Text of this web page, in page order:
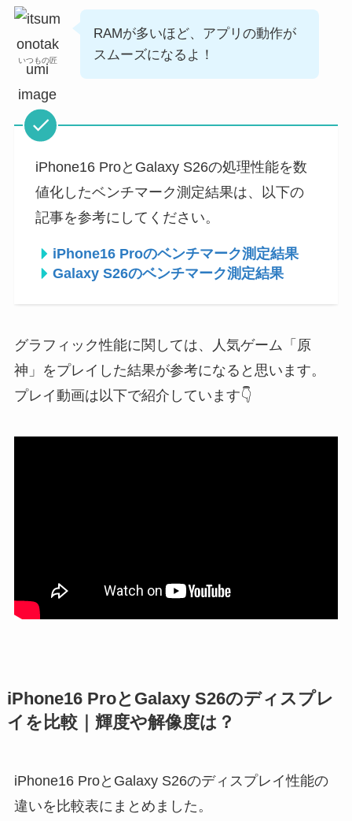
いつもの匠
RAMが多いほど、アプリの動作が
スムーズになるよ！
iPhone16 ProとGalaxy S26の処理性能を数
値化したベンチマーク測定結果は、以下の
記事を参考にしてください。
iPhone16 Proのベンチマーク測定結果
Galaxy S26のベンチマーク測定結果
グラフィック性能に関しては、人気ゲーム「原
神」をプレイした結果が参考になると思います。
プレイ動画は以下で紹介しています👇️
iPhone16 ProとGalaxy S26のディスプレ
イを比較｜輝度や解像度は？
iPhone16 ProとGalaxy S26のディスプレイ性能の
違いを比較表にまとめました。